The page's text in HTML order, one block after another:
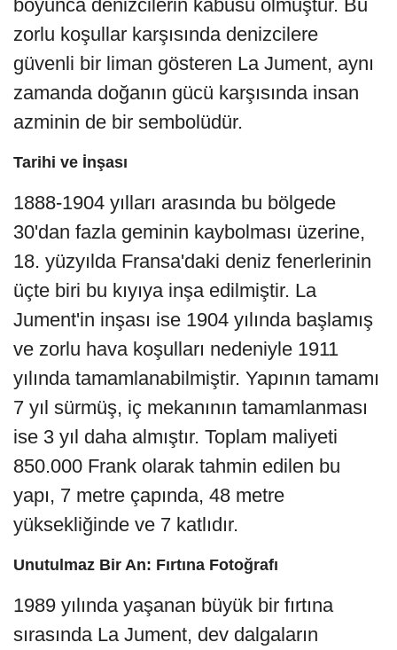
boyunca denizcilerin kabusu olmuştur. Bu
zorlu koşullar karşısında denizcilere
güvenli bir liman gösteren La Jument, aynı
zamanda doğanın gücü karşısında insan
azminin de bir sembolüdür.
Tarihi ve İnşası
1888-1904 yılları arasında bu bölgede
30'dan fazla geminin kaybolması üzerine,
18. yüzyılda Fransa'daki deniz fenerlerinin
üçte biri bu kıyıya inşa edilmiştir. La
Jument'in inşası ise 1904 yılında başlamış
ve zorlu hava koşulları nedeniyle 1911
yılında tamamlanabilmiştir. Yapının tamamı
7 yıl sürmüş, iç mekanının tamamlanması
ise 3 yıl daha almıştır. Toplam maliyeti
850.000 Frank olarak tahmin edilen bu
yapı, 7 metre çapında, 48 metre
yüksekliğinde ve 7 katlıdır.
Unutulmaz Bir An: Fırtına Fotoğrafı
1989 yılında yaşanan büyük bir fırtına
sırasında La Jument, dev dalgaların